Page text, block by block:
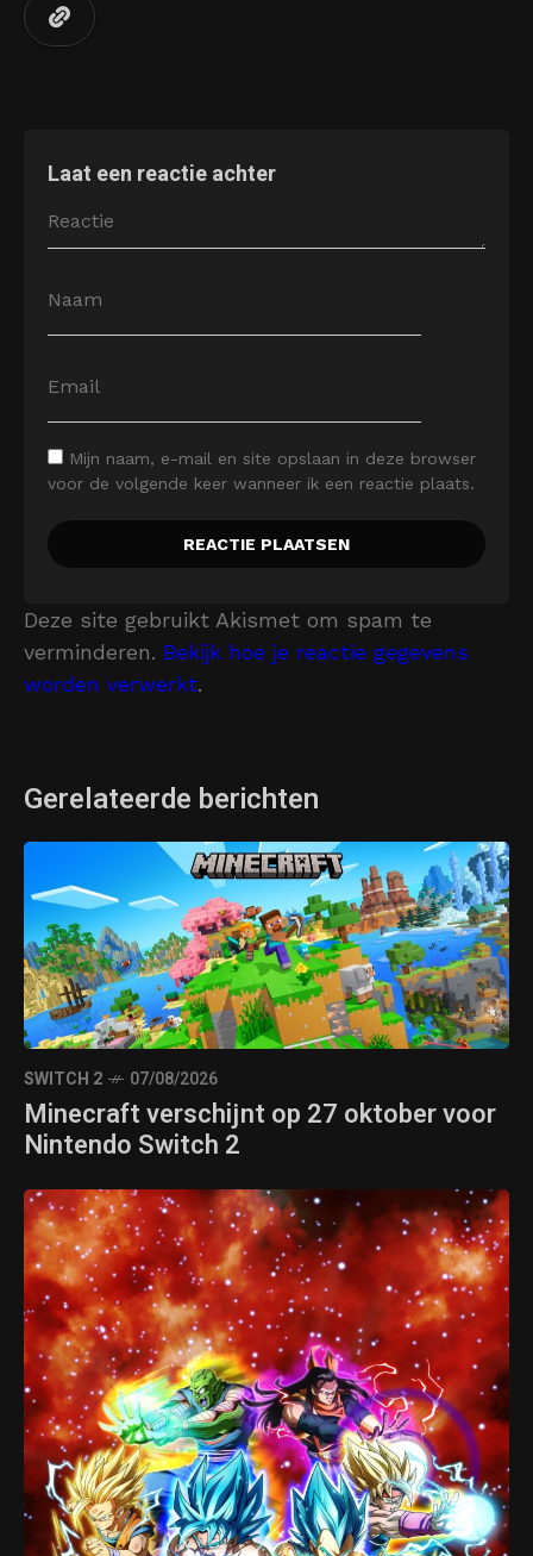
Laat een reactie achter
Mijn naam, e-mail en site opslaan in deze browser
voor de volgende keer wanneer ik een reactie plaats.
Deze site gebruikt Akismet om spam te
verminderen. Bekijk hoe je reactie gegevens
worden verwerkt.
Gerelateerde berichten
SWITCH 2 07/08/2026
Minecraft verschijnt op 27 oktober voor
Nintendo Switch 2